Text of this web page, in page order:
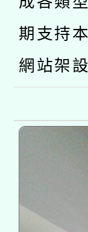
方
「
文
教
年
接
接
月
期支持
網站架